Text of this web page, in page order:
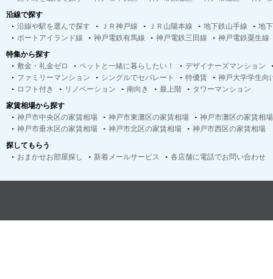
沿線で探す
沿線や駅を選んで探す
ＪＲ神戸線 ＪＲ山陽本線 地下鉄山手線
地
ポートアイランド線
神戸電鉄有馬線 神戸電鉄三田線
神戸電鉄粟生線
特集から探す
敷金・礼金ゼロ
ペットと一緒に暮らしたい！
デザイナーズマンション
ファミリーマンション
シングルでセパレート 特優賃
神戸大学学生向
ロフト付き
リノベーション 南向き 最上階
タワーマンション
家賃相場から探す
神戸市中央区の家賃相場
神戸市東灘区の家賃相場
神戸市灘区の家賃相場
神戸市垂水区の家賃相場
神戸市北区の家賃相場
神戸市西区の家賃相場
探してもらう
おまかせお部屋探し
新着メールサービス 各店舗に電話でお問い合わせ